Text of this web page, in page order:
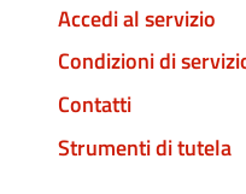
Accedi al servizio
Condizioni di
Contatti
Strumenti di tutela